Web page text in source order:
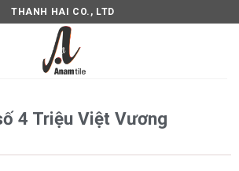
THANH HAI CO., LTD
4 Triệu Việt Vương